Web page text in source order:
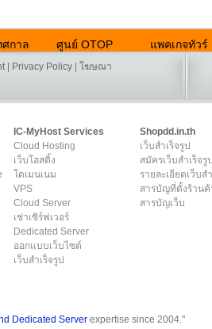
ศกาล ศูนย์ OTOP แพคเกจทัวร์
| Privacy Policy โฆษณา
IC-MyHost Services
Cloud Hosting
เว็บโฮสติ้ง
โดเมนเนม
VPS
Cloud Server
เช่าเซิร์ฟเวอร์
Dedicated Server
ออกแบบเว็บไซต์
เว็บสำเร็จรูป
Shopdd.in.th
เว็บสำเร็จรูป
สมัครเว็บสำเร็จรู
รายละเอียดเว็บส
สารบัญที่ตั้งร้านค้
สารบัญเว็บ
Dedicated Serverexpertise since 2004."